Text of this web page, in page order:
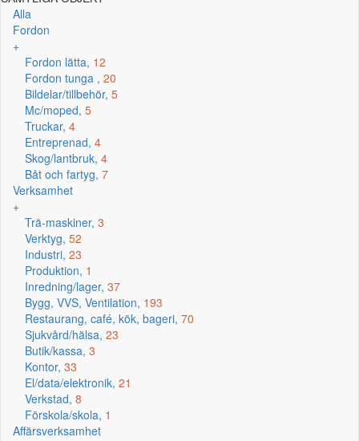
Alla
Fordon
+
Fordon lätta, 12
Fordon tunga , 20
Bildelar/tillbehör, 5
Mc/moped, 5
Truckar, 4
Entreprenad, 4
Skog/lantbruk, 4
Båt och fartyg, 7
Verksamhet
+
Trä-maskiner, 3
Verktyg, 52
Industri, 23
Produktion, 1
Inredning/lager, 37
Bygg, VVS, Ventilation, 193
Restaurang, café, kök, bageri, 70
Sjukvård/hälsa, 23
Butik/kassa, 3
Kontor, 33
El/data/elektronik, 21
Verkstad, 8
Förskola/skola, 1
Affärsverksamhet